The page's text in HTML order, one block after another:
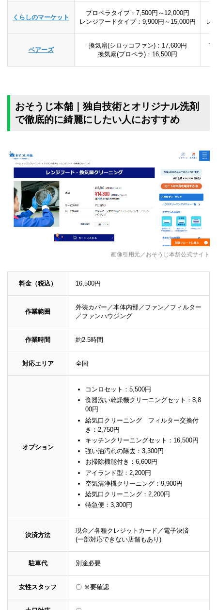
くらしのマーケット
プロペラタイプ：7,500円～12,000円
レンジフードタイプ：9,900円～15,000円
レ
ベアーズ
換気扇(シロッコファン)：17,600円
換気扇(プロペラ)：16,500円
フ
おそうじ本舗｜独自技術とオリジナル洗剤
で徹底的に綺麗にしたい人におすすめ
画像引用元／おそうじ本舗公式サイト
料金（税込） 16,500円
作業範囲
外装カバー／本体内部／ファン／フィルター
／ファンハウジング
作業時間 約2.5時間
対応エリア 全国
オプション
コンロセット：5,500円
食器洗い乾燥機クリーニングセット：8,8
00円
給気口クリーニング フィルター交換付
き：2,750円
キッチンクリーニングセット：16,500円
強い油汚れの除去：3,300円
お掃除機能付き：6,600円
アイランド型：2,200円
空気清浄機クリーニング：9,900円
給気口クリーニング：2,200円
特急便：3,300円
決済方法
現金／各種クレジットカード／電子決済
(一部対応できない店舗もあり)
駐車代 別途必要
女性スタッフ 〇 ※要確認